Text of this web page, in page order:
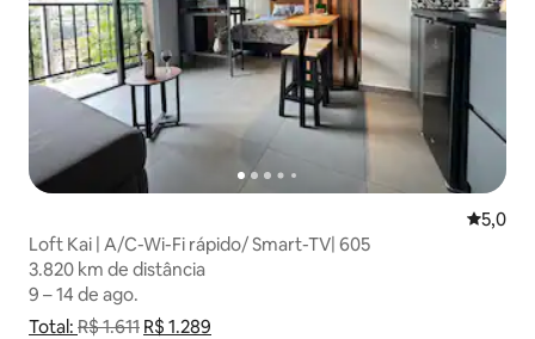
Loft Kai | A/C-Wi-Fi rápido/ Smart-TV| 605
3.820 km de distância
3.820 km de distância
9 – 14 de ago.
9 – 14 de ago.
Total: Mostrar detalhamento de preço
R$ 1.611 R$ 1.289
5,0 de
5,0